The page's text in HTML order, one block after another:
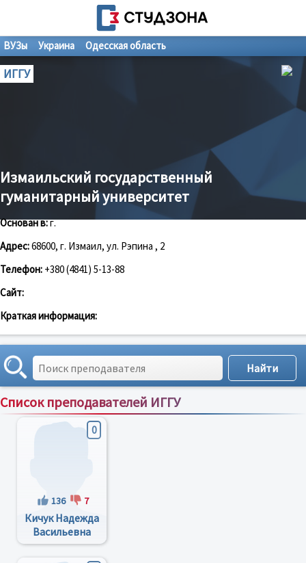
ВУЗы Украина Одесская область
ИГГУ
Измаильский государственный
гуманитарный университет
Основан в:г.
Адрес:68600, г. Измаил, ул. Рэпина , 2
Телефон: +380 (4841) 5-13-88
Сайт:
Краткая информация:
Список преподавателей ИГГУ
Сортировка по:имени;рейтингу;отзывам
0
136 7
Кичук Надежда
Васильевна